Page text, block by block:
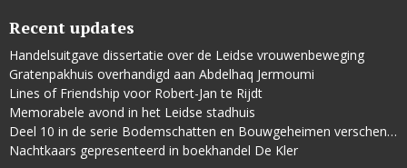
Recent updates
Handelsuitgave dissertatie over de Leidse vrouwenbeweging
Gratenpakhuis overhandigd aan Abdelhaq Jermoumi
Lines of Friendship voor Robert-Jan te Rijdt
Memorabele avond in het Leidse stadhuis
Deel 10 in de serie Bodemschatten en Bouwgeheimen verschenen
Nachtkaars gepresenteerd in boekhandel De Kler